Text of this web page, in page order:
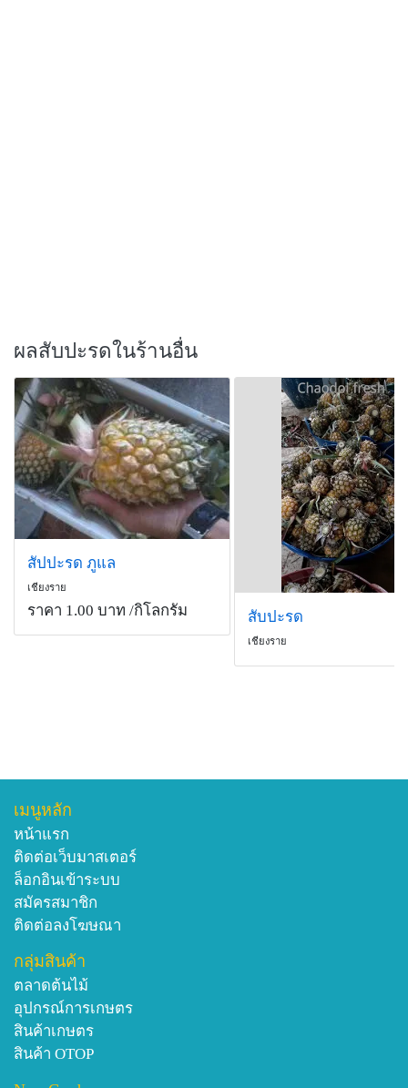
ผลสับปะรดในร้านอื่น
สัปปะรด ภูแล
เชียงราย
ราคา 1.00 บาท /กิโลกรัม สับปะรด
เชียงราย
เมนูหลัก
หน้าแรก
ติดต่อเว็บมาสเตอร์
ล็อกอินเข้าระบบ
สมัครสมาชิก
ติดต่อลงโฆษณา
กลุ่มสินค้า
ตลาดต้นไม้
อุปกรณ์การเกษตร
สินค้าเกษตร
สินค้า OTOP